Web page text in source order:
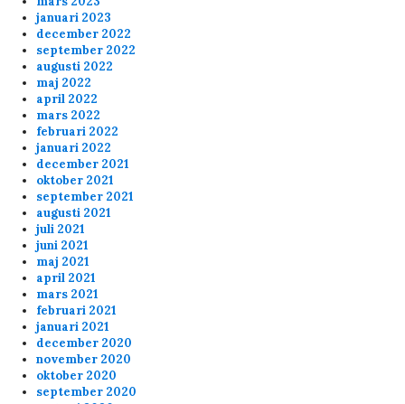
januari 2023
december 2022
september 2022
augusti 2022
maj 2022
april 2022
mars 2022
februari 2022
januari 2022
december 2021
oktober 2021
september 2021
augusti 2021
juli 2021
juni 2021
maj 2021
april 2021
mars 2021
februari 2021
januari 2021
december 2020
november 2020
oktober 2020
september 2020